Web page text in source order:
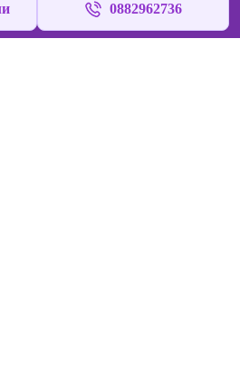
0882962736